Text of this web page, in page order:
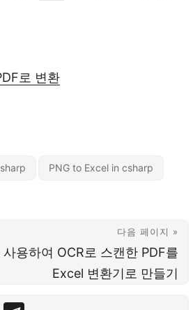
로 변환
PNG to Excel in csharp
다음 페이지 »
사용하여 OCR로 스캔한 PDF를
Excel 변환기로 만들기